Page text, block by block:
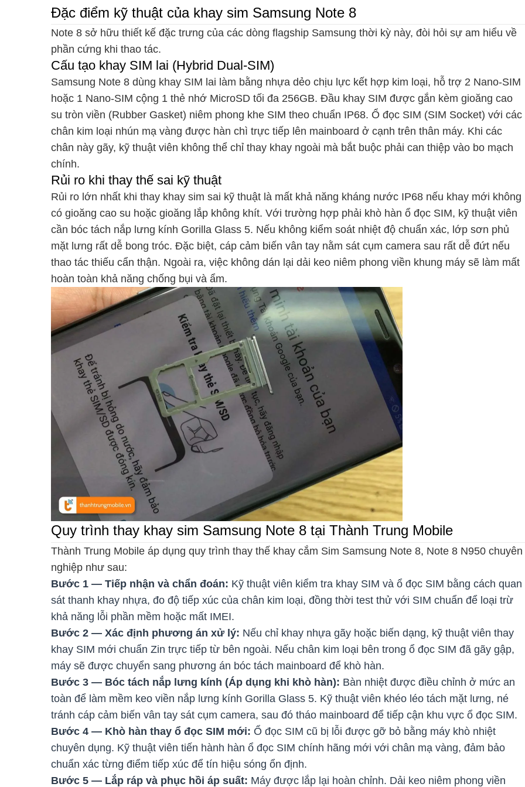
Đặc điểm kỹ thuật của khay sim Samsung Note 8
Note 8 sở hữu thiết kế đặc trưng của các dòng flagship Samsung thời kỳ này, đòi hỏi sự am hiểu về
phần cứng khi thao tác.
Cấu tạo khay SIM lai (Hybrid Dual-SIM)
Samsung Note 8 dùng khay SIM lai làm bằng nhựa dẻo chịu lực kết hợp kim loại, hỗ trợ 2 Nano-SIM
hoặc 1 Nano-SIM cộng 1 thẻ nhớ MicroSD tối đa 256GB. Đầu khay SIM được gắn kèm gioăng cao
su tròn viền (Rubber Gasket) niêm phong khe SIM theo chuẩn IP68. Ổ đọc SIM (SIM Socket) với các
chân kim loại nhún mạ vàng được hàn chì trực tiếp lên mainboard ở cạnh trên thân máy. Khi các
chân này gãy, kỹ thuật viên không thể chỉ thay khay ngoài mà bắt buộc phải can thiệp vào bo mạch
chính.
Rủi ro khi thay thế sai kỹ thuật
Rủi ro lớn nhất khi thay khay sim sai kỹ thuật là mất khả năng kháng nước IP68 nếu khay mới không
có gioăng cao su hoặc gioăng lắp không khít. Với trường hợp phải khò hàn ổ đọc SIM, kỹ thuật viên
cần bóc tách nắp lưng kính Gorilla Glass 5. Nếu không kiểm soát nhiệt độ chuẩn xác, lớp sơn phủ
mặt lưng rất dễ bong tróc. Đặc biệt, cáp cảm biến vân tay nằm sát cụm camera sau rất dễ đứt nếu
thao tác thiếu cẩn thận. Ngoài ra, việc không dán lại dải keo niêm phong viền khung máy sẽ làm mất
hoàn toàn khả năng chống bụi và ẩm.
Quy trình thay khay sim Samsung Note 8 tại Thành Trung Mobile
Thành Trung Mobile áp dụng quy trình thay thế khay cắm Sim Samsung Note 8, Note 8 N950 chuyên
nghiệp như sau:
Bước 1 — Tiếp nhận và chẩn đoán: Kỹ thuật viên kiểm tra khay SIM và ổ đọc SIM bằng cách quan
sát thanh khay nhựa, đo độ tiếp xúc của chân kim loại, đồng thời test thử với SIM chuẩn để loại trừ
khả năng lỗi phần mềm hoặc mất IMEI.
Bước 2 — Xác định phương án xử lý: Nếu chỉ khay nhựa gãy hoặc biến dạng, kỹ thuật viên thay
khay SIM mới chuẩn Zin trực tiếp từ bên ngoài. Nếu chân kim loại bên trong ổ đọc SIM đã gãy gập,
máy sẽ được chuyển sang phương án bóc tách mainboard để khò hàn.
Bước 3 — Bóc tách nắp lưng kính (Áp dụng khi khò hàn): Bàn nhiệt được điều chỉnh ở mức an
toàn để làm mềm keo viền nắp lưng kính Gorilla Glass 5. Kỹ thuật viên khéo léo tách mặt lưng, né
tránh cáp cảm biến vân tay sát cụm camera, sau đó tháo mainboard để tiếp cận khu vực ổ đọc SIM.
Bước 4 — Khò hàn thay ổ đọc SIM mới: Ổ đọc SIM cũ bị lỗi được gỡ bỏ bằng máy khò nhiệt
chuyên dụng. Kỹ thuật viên tiến hành hàn ổ đọc SIM chính hãng mới với chân mạ vàng, đảm bảo
chuẩn xác từng điểm tiếp xúc để tín hiệu sóng ổn định.
Bước 5 — Lắp ráp và phục hồi áp suất: Máy được lắp lại hoàn chỉnh. Dải keo niêm phong viền